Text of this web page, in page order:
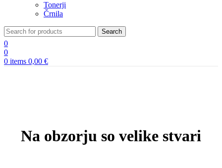
Tonerji
Črnila
Search
0
0
0 items 0,00 €
Na obzorju so velike stvari